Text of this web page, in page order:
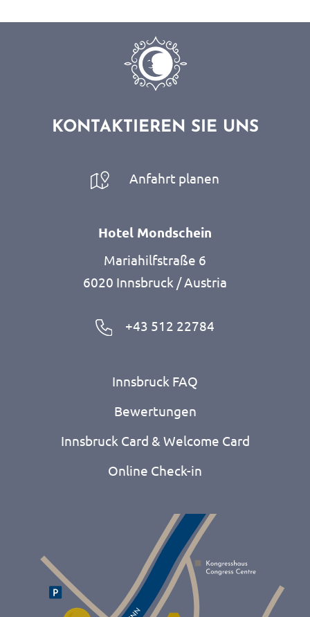
KONTAKTIEREN SIE UNS
Anfahrt planen
Hotel Mondschein
Mariahilfstraße 6
6020 Innsbruck / Austria
+43 512 22784
Innsbruck FAQ
Bewertungen
Innsbruck Card & Welcome Card
Online Check-in